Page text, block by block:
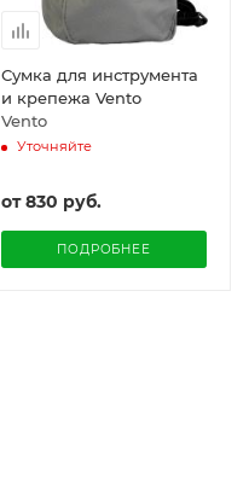
Сумка для инструмента
и крепежа Vento
Vento
Уточняйте
от830 руб.
ПОДРОБНЕЕ